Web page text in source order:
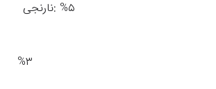
۵%
۳%